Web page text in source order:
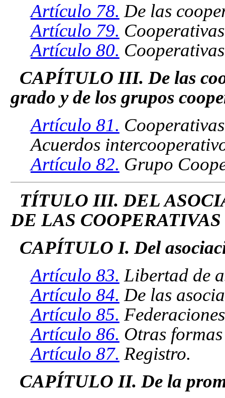
Artículo 78. De las
Artículo 79.
Artículo 80.
CAPÍTULO III. De las
grado y de los grupos
Artículo 81.
Acuerdos
Artículo 82. Grupo
TÍTULO III. DEL
DE LAS COOPERATIVAS
CAPÍTULO I. Del
Artículo 83. Libertad de
Artículo 84. De las
Artículo 85.
Artículo 86. Otras
Artículo 87. Registro.
CAPÍTULO II. De la